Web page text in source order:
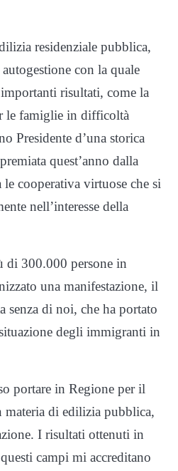
residenziale pubblica,
con la quale
risultati, come la
le famiglie in difficoltà
Presidente d’una storica
quest’anno dalla
cooperativa virtuose che si
nell’interesse della
di 300.000 persone in
una manifestazione, il
senza di noi, che ha portato
degli immigranti in
portare in Regione per il
materia di edilizia pubblica,
I risultati ottenuti in
campi mi accreditano